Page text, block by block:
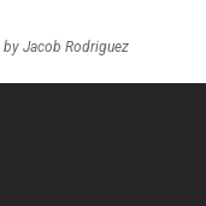
by Jacob Rodriguez